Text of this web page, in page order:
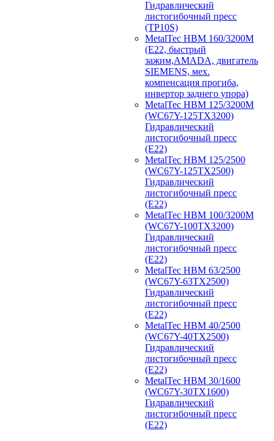
Гидравлический
листогибочный пресс
(TP10S)
MetalTec HBM 160/3200M
(E22, быстрый
зажим,AMADA, двигатель
SIEMENS, мех.
компенсация прогиба,
инвертор заднего упора)
MetalTec HBM 125/3200M
(WC67Y-125TX3200)
Гидравлический
листогибочный пресс
(E22)
MetalTec HBM 125/2500
(WC67Y-125TX2500)
Гидравлический
листогибочный пресс
(E22)
MetalTec HBM 100/3200M
(WC67Y-100TX3200)
Гидравлический
листогибочный пресс
(E22)
MetalTec HBM 63/2500
(WC67Y-63TX2500)
Гидравлический
листогибочный пресс
(E22)
MetalTec HBM 40/2500
(WC67Y-40TX2500)
Гидравлический
листогибочный пресс
(E22)
MetalTec HBM 30/1600
(WC67Y-30TX1600)
Гидравлический
листогибочный пресс
(E22)